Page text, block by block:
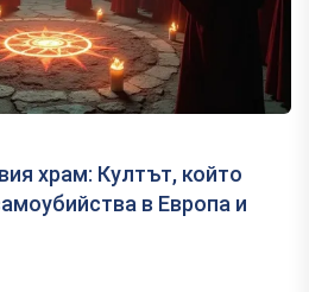
храм: Култът, който
в Европа и